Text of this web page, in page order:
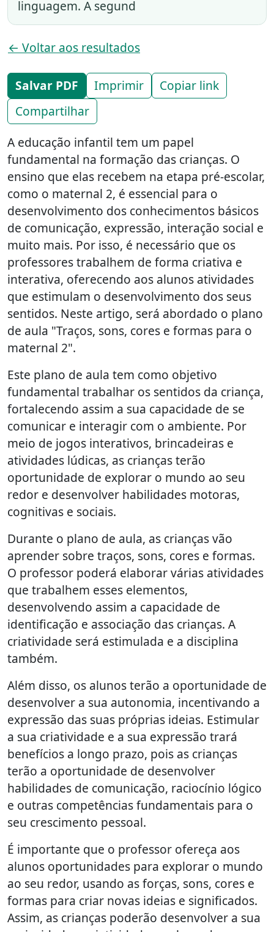
linguagem. A segund
← Voltar aos resultados
Salvar PDF Imprimir
Copiar link
Compartilhar
A educação infantil tem um papel
fundamental na formação das crianças. O
ensino que elas recebem na etapa pré-escolar,
como o maternal 2, é essencial para o
desenvolvimento dos conhecimentos básicos
de comunicação, expressão, interação social e
muito mais. Por isso, é necessário que os
professores trabalhem de forma criativa e
interativa, oferecendo aos alunos atividades
que estimulam o desenvolvimento dos seus
sentidos. Neste artigo, será abordado o plano
de aula "Traços, sons, cores e formas para o
maternal 2".
Este plano de aula tem como objetivo
fundamental trabalhar os sentidos da criança,
fortalecendo assim a sua capacidade de se
comunicar e interagir com o ambiente. Por
meio de jogos interativos, brincadeiras e
atividades lúdicas, as crianças terão
oportunidade de explorar o mundo ao seu
redor e desenvolver habilidades motoras,
cognitivas e sociais.
Durante o plano de aula, as crianças vão
aprender sobre traços, sons, cores e formas.
O professor poderá elaborar várias atividades
que trabalhem esses elementos,
desenvolvendo assim a capacidade de
identificação e associação das crianças. A
criatividade será estimulada e a disciplina
também.
Além disso, os alunos terão a oportunidade de
desenvolver a sua autonomia, incentivando a
expressão das suas próprias ideias. Estimular
a sua criatividade e a sua expressão trará
benefícios a longo prazo, pois as crianças
terão a oportunidade de desenvolver
habilidades de comunicação, raciocínio lógico
e outras competências fundamentais para o
seu crescimento pessoal.
É importante que o professor ofereça aos
alunos oportunidades para explorar o mundo
ao seu redor, usando as forças, sons, cores e
formas para criar novas ideias e significados.
Assim, as crianças poderão desenvolver a sua